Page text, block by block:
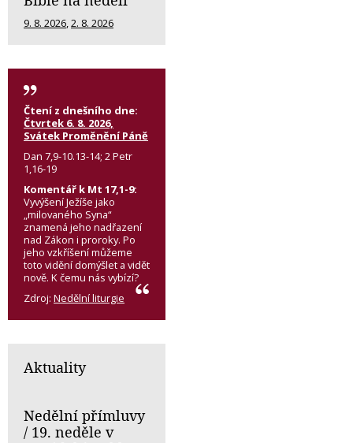
9. 8. 2026,2. 8. 2026
Čtení z dnešního dne:
Čtvrtek 6. 8. 2026,
Svátek Proměnění Páně
Dan 7,9-10.13-14; 2 Petr
1,16-19
Komentář k Mt 17,1-9:
Vyvýšení Ježíše jako
„milovaného Syna“
znamená jeho nadřazení
nad Zákon i proroky. Po
jeho vzkříšení můžeme
toto vidění domýšlet a vidět
nově. K čemu nás vybízí?
Zdroj: Nedělní liturgie
Aktuality
Nedělní přímluvy
/ 19. neděle v